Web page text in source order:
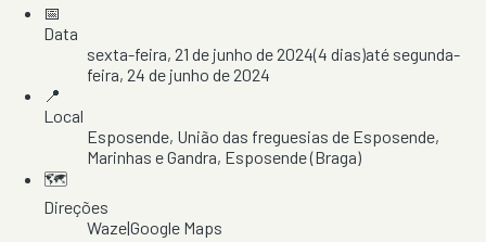
📅
Data
sexta-feira, 21 de junho de 2024(4 dias)até segunda-
feira, 24 de junho de 2024
📍
Local
Esposende, União das freguesias de Esposende,
Marinhas e Gandra, Esposende(Braga)
🗺️
Direções
Waze|Google Maps